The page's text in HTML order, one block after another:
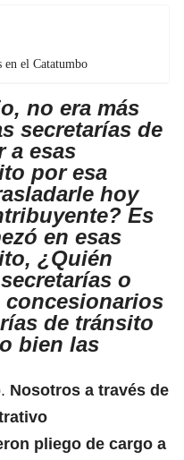
en el Catatumbo
no era más
secretarías de
a esas
por esa
hoy
Es
en esas
¿Quién
o
de tránsito
bien las
Nosotros a través de
pliego de cargo a